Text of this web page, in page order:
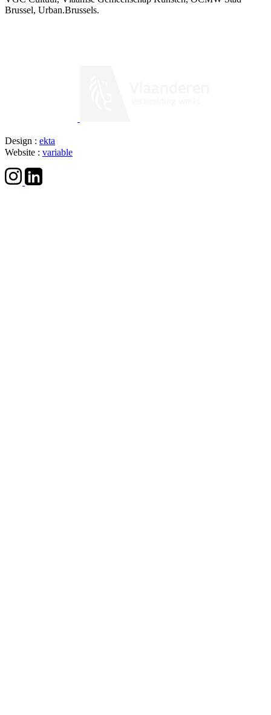
Brussel, Urban.Brussels.
Design : ekta
Website : variable